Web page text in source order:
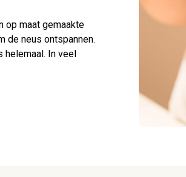
op maat gemaakte
de neus ontspannen.
helemaal. In veel